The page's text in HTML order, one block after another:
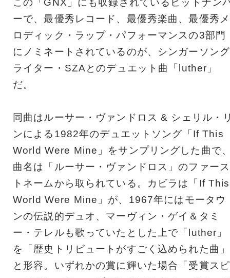
ーで、最優秀レコード、最優秀楽曲、最優秀メ
ロディック・ラップ・パフォーマンスの3部門
にノミネートされているのが、シンガーソング
ライター・SZAとのデュエット曲「luther」
だ。
同曲はルーサー・ヴァンドロス & シェリル・
ンによる1982年のデュエットソング「If This
World Were Mine」をサンプリングした曲で
曲名は「ルーサー・ヴァンドロス」のファース
トネームから取られている。カビラは「If This
World Were Mine」が、1967年にはモータウ
ンの伝説的デュオ、マーヴィン・ゲイ＆タミ
ー・テレルも歌っていたとした上で「luther」
を「歴史トリビュートがすごく込められた曲」
と形容。いずれかの賞に輝いた場合「受賞スピ